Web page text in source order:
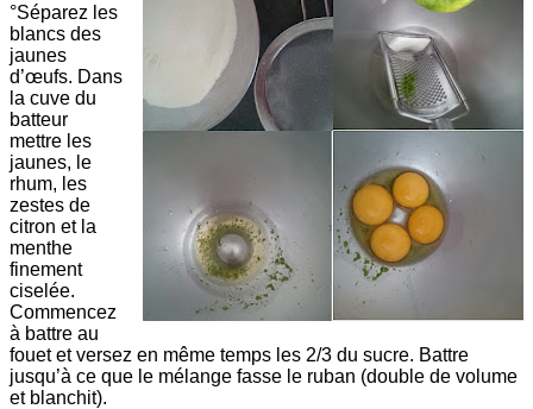
°Séparez les
blancs des
jaunes
d’œufs. Dans
la cuve du
batteur
mettre les
jaunes, le
rhum, les
zestes de
citron et la
menthe
finement
ciselée.
Commencez
à battre au
fouet et versez en même temps les 2/3 du sucre. Battre
jusqu’à ce que le mélange fasse le ruban (double de volume
et blanchit).